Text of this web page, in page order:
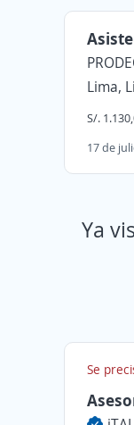
Lima,
S/.
17 de
Ya
Se